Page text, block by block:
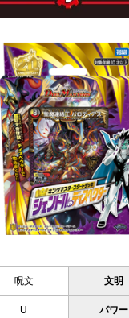
呪文 文明
U パワー